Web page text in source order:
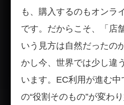
も、購入するのもオンラ
です。だからこそ、「店
いう見方は自然だったの
かし今、世界では少し違
います。EC利用が進む中
の“役割そのもの”が変わ